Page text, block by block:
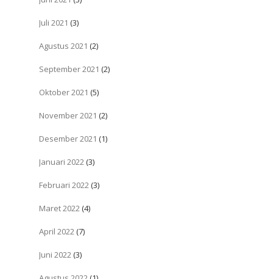
Juli 2021 (3)
Agustus 2021 (2)
September 2021 (2)
Oktober 2021 (5)
November 2021 (2)
Desember 2021 (1)
Januari 2022 (3)
Februari 2022 (3)
Maret 2022 (4)
April 2022 (7)
Juni 2022 (3)